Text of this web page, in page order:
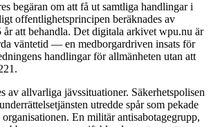
begäran om att få ut samtliga handlingar i
offentlighetsprincipen beräknades av
år att behandla. Det digitala arkivet wpu.nu är
väntetid — en medborgardriven insats för
handlingar för allmänheten utan att
av allvarliga jävssituationer. Säkerhetspolisen
utredde spår som pekade
En militär antisabotagegrupp,